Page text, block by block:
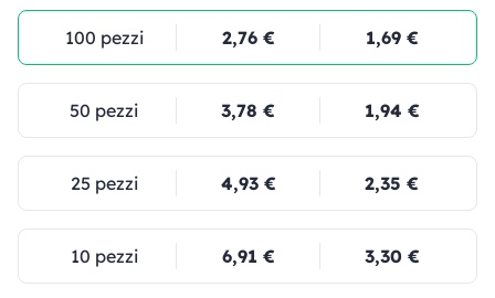
100 pezzi 2,76 € 1,69 €
50 pezzi 3,78 € 1,94 €
25 pezzi 4,93 € 2,35 €
10 pezzi 6,91 € 3,30 €